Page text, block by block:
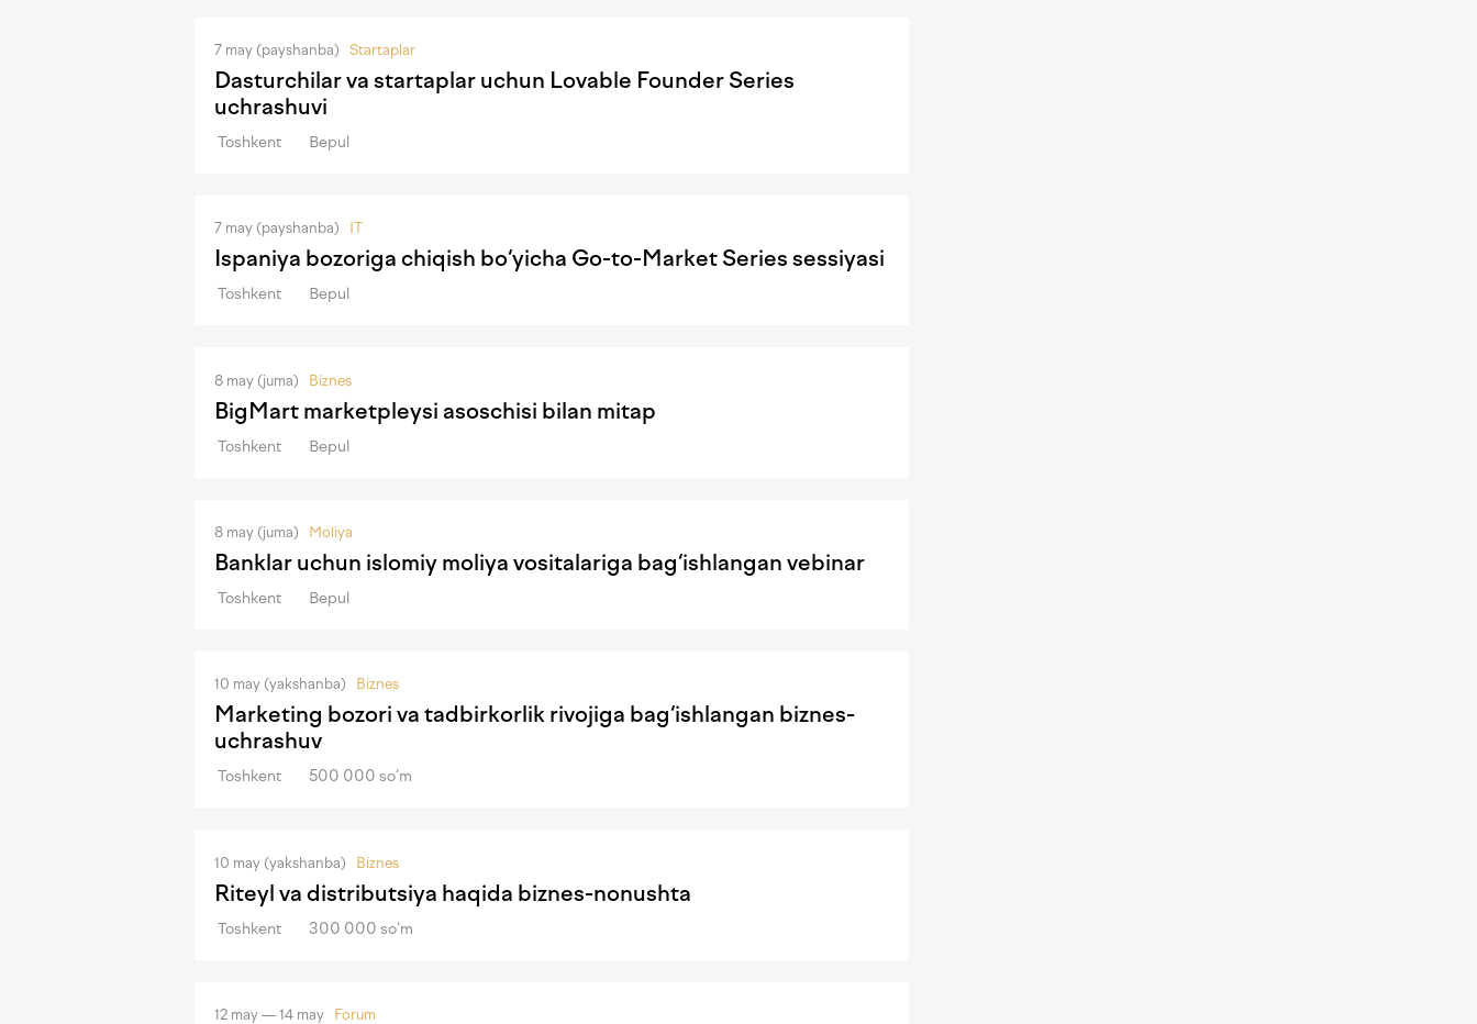
7 may (payshanba) Startaplar
Dasturchilar va startaplar uchun Lovable Founder Series
uchrashuvi
Toshkent Bepul
7 may (payshanba) IT
Ispaniya bozoriga chiqish bo‘yicha Go-to-Market Series sessiyasi
Toshkent Bepul
8 may (juma) Biznes
BigMart marketpleysi asoschisi bilan mitap
Toshkent Bepul
8 may (juma) Moliya
Banklar uchun islomiy moliya vositalariga bag‘ishlangan vebinar
Toshkent Bepul
10 may (yakshanba) Biznes
Marketing bozori va tadbirkorlik rivojiga bag‘ishlangan biznes-
uchrashuv
Toshkent 500 000 so‘m
10 may (yakshanba) Biznes
Riteyl va distributsiya haqida biznes-nonushta
Toshkent 300 000 so‘m
12 may — 14 may Forum